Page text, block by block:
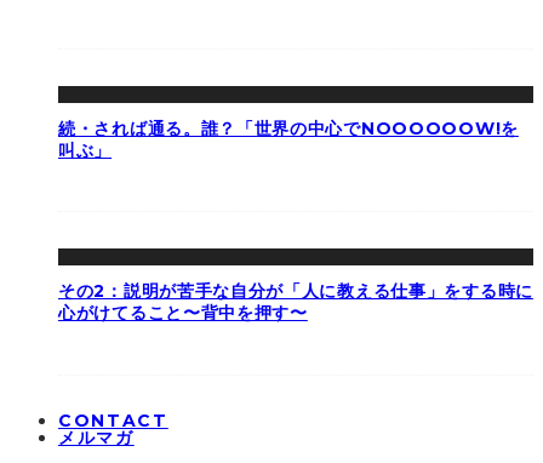
続・されば通る。誰？「世界の中心でNOOOOOOW!を
叫ぶ」
その2：説明が苦手な自分が「人に教える仕事」をする時に
心がけてること〜背中を押す〜
CONTACT
メルマガ